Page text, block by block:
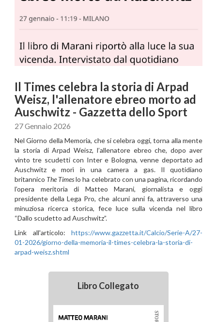
Il Times celebra la storia di Arpad
Weisz, l'allenatore ebreo morto ad
Auschwitz - Gazzetta dello Sport
27 Gennaio 2026
Nel Giorno della Memoria, che si celebra oggi, torna alla mente
la storia di Arpad Weisz, l’allenatore ebreo che, dopo aver
vinto tre scudetti con Inter e Bologna, venne deportato ad
Auschwitz e morì in una camera a gas. Il quotidiano
britannico The Timeslo ha celebrato con una pagina, ricordando
l’opera meritoria di Matteo Marani, giornalista e oggi
presidente della Lega Pro, che alcuni anni fa, attraverso una
minuziosa ricerca storica, fece luce sulla vicenda nel libro
“Dallo scudetto ad Auschwitz”.
Link all'articolo: https://www.gazzetta.it/Calcio/Serie-A/27-
01-2026/giorno-della-memoria-il-times-celebra-la-storia-di-
arpad-weisz.shtml
Libro Collegato